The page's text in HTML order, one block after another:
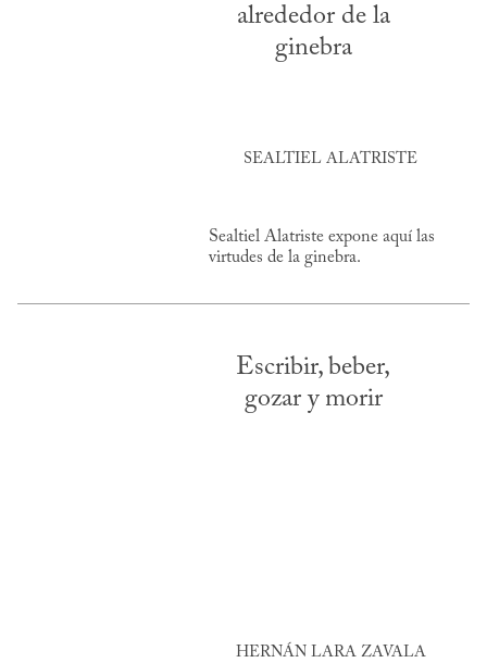
alrededor de la
ginebra
SEALTIEL ALATRISTE
Sealtiel Alatriste expone aquí las
virtudes de la ginebra.
Escribir, beber,
gozar y morir
HERNÁN LARA ZAVALA